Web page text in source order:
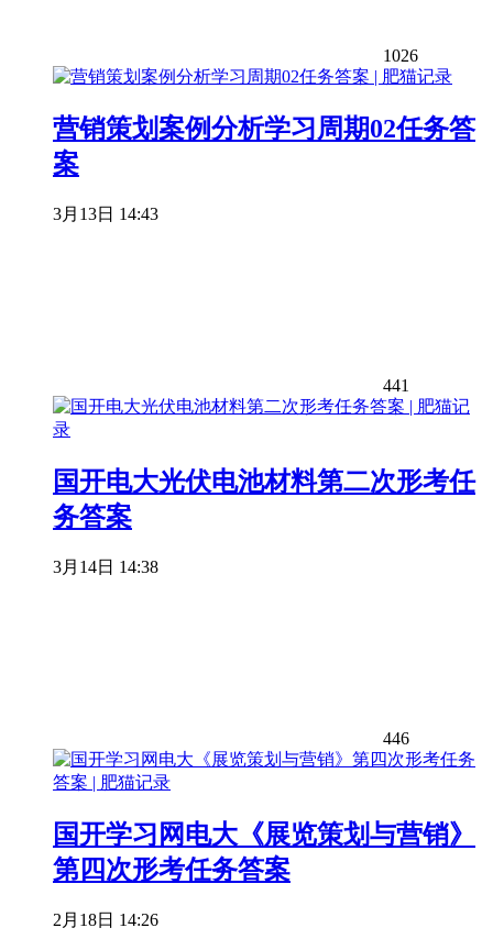
1026
营销策划案例分析学习周期02任务答
案
3月13日 14:43
441
国开电大光伏电池材料第二次形考任
务答案
3月14日 14:38
446
国开学习网电大《展览策划与营销》
第四次形考任务答案
2月18日 14:26